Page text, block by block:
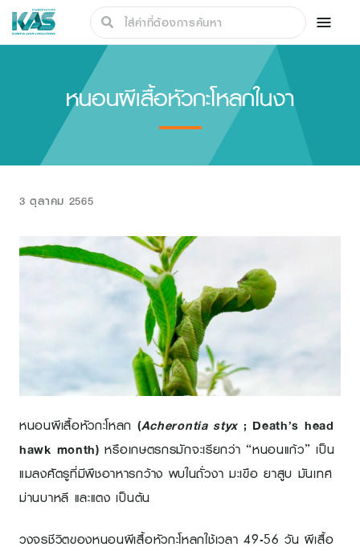
หนอนผีเสื้อหัวกะโหลกในงา
3 ตุลาคม 2565
หนอนผีเสื้อหัวกะโหลก (Acherontia styx ; Death’s head
hawk month) หรือเกษตรกรมักจะเรียกว่า “หนอนแก้ว” เป็น
แมลงศัตรูที่มีพืชอาหารกว้าง พบในถั่วงา มะเขือ ยาสูบ มันเทศ
ม่านบาหลี และแตง เป็นต้น
วงจรชีวิตของหนอนผีเสื้อหัวกะโหลกใช้เวลา 49-56 วัน ผีเสื้อ